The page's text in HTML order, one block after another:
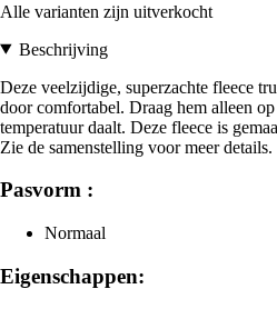
Alle varianten zijn uitverkocht
Beschrijving
Deze veelzijdige, superzachte fleece
door comfortabel. Draag hem alleen
temperatuur daalt. Deze fleece is
Zie de samenstelling voor meer details.
Pasvorm :
Normaal
Eigenschappen: